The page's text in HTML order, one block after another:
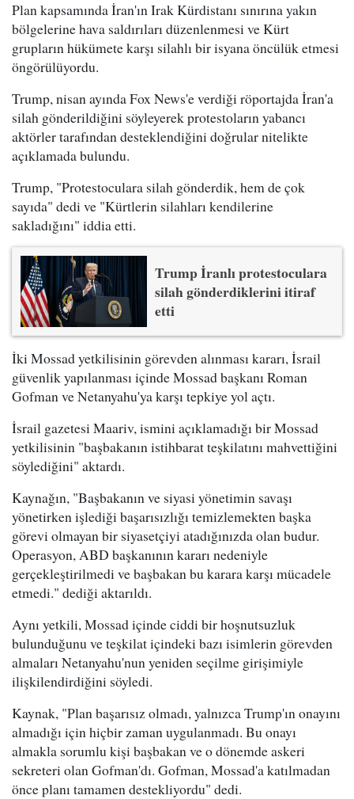
Plan kapsamında İran'ın Irak Kürdistanı sınırına yakın
bölgelerine hava saldırıları düzenlenmesi ve Kürt
grupların hükümete karşı silahlı bir isyana öncülük etmesi
öngörülüyordu.
Trump, nisan ayında Fox News'e verdiği röportajda İran'a
silah gönderildiğini söyleyerek protestoların yabancı
aktörler tarafından desteklendiğini doğrular nitelikte
açıklamada bulundu.
Trump, "Protestoculara silah gönderdik, hem de çok
sayıda" dedi ve "Kürtlerin silahları kendilerine
sakladığını" iddia etti.
Trump İranlı protestoculara
silah gönderdiklerini itiraf
etti
İki Mossad yetkilisinin görevden alınması kararı, İsrail
güvenlik yapılanması içinde Mossad başkanı Roman
Gofman ve Netanyahu'ya karşı tepkiye yol açtı.
İsrail gazetesi Maariv, ismini açıklamadığı bir Mossad
yetkilisinin "başbakanın istihbarat teşkilatını mahvettiğini
söylediğini" aktardı.
Kaynağın, "Başbakanın ve siyasi yönetimin savaşı
yönetirken işlediği başarısızlığı temizlemekten başka
görevi olmayan bir siyasetçiyi atadığınızda olan budur.
Operasyon, ABD başkanının kararı nedeniyle
gerçekleştirilmedi ve başbakan bu karara karşı mücadele
etmedi." dediği aktarıldı.
Aynı yetkili, Mossad içinde ciddi bir hoşnutsuzluk
bulunduğunu ve teşkilat içindeki bazı isimlerin görevden
almaları Netanyahu'nun yeniden seçilme girişimiyle
ilişkilendirdiğini söyledi.
Kaynak, "Plan başarısız olmadı, yalnızca Trump'ın onayını
almadığı için hiçbir zaman uygulanmadı. Bu onayı
almakla sorumlu kişi başbakan ve o dönemde askeri
sekreteri olan Gofman'dı. Gofman, Mossad'a katılmadan
önce planı tamamen destekliyordu" dedi.